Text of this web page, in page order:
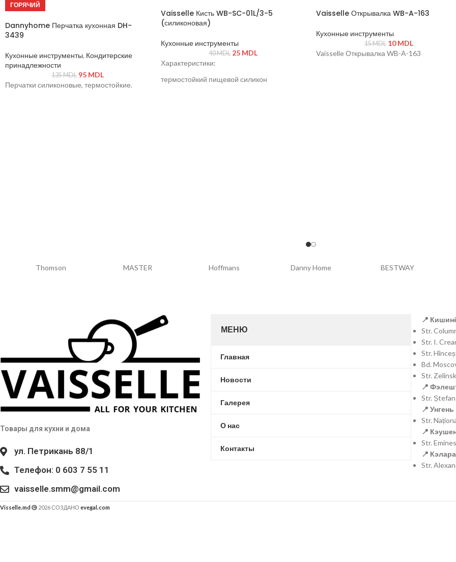
ГОРЯЧИЙ
Dannyhome Перчатка кухонная DH-
3439
Кухонные инструменты, Кондитерские
принадлежности
135MDL 95 MDL
Перчатки силиконовые, термостойкие.
Vaisselle Кисть WB-SC-01L/3-5
(силиконовая)
Кухонные инструменты
40MDL 25 MDL
Характеристики:
термостойкий пищевой силикон
Vaisselle Открывалка WB-A-163
Кухонные инструменты
15MDL 10MDL
Vaisselle Открывалка WB-A-163
Redmond ViaPot Rondell Falez Brart
Товары для кухни и дома
ул. Петрикань 88/1
Телефон: 0 603 7 55 11
vaisselle.smm@gmail.com
МЕНЮ
Главная
Новости
Галерея
О нас
Контакты
📍
Str.
Str. I.
Str.
Bd.
Str.
📍
Str.
📍
Str.
📍
Str.
📍
Str.
Visselle.md 2026 СОЗДАНО evegal.com